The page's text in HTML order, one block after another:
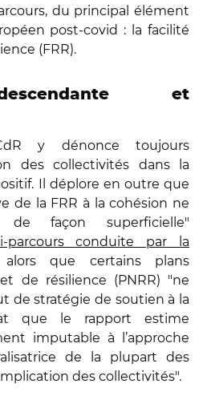
du principal élément
post-covid : la facilité
(FRR).
et
y dénonce toujours
des collectivités dans la
Il déplore en outre que
de la FRR à la cohésion ne
façon superficielle"
parcours conduite par la
que certains plans
de résilience (PNRR) "ne
de stratégie de soutien à la
que le rapport estime
imputable à l’approche
de la plupart des
des collectivités".